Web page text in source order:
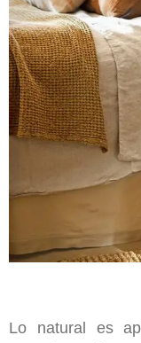
Lo natural es